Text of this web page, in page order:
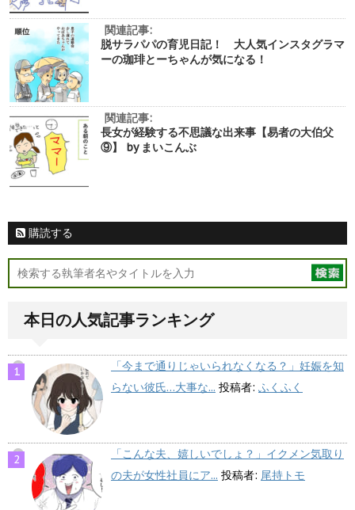
関連記事:
脱サラパパの育児日記！ 大人気インスタグラマ
ーの珈琲とーちゃんが気になる！
関連記事:
長女が経験する不思議な出来事【易者の大伯父
⑨】 by まいこんぶ
購読する
本日の人気記事ランキング
「今まで通りじゃいられなくなる？」妊娠を知
らない彼氏…大事な... 投稿者: ふくふく
「こんな夫、嬉しいでしょ？」イクメン気取り
の夫が女性社員にア... 投稿者: 尾持トモ